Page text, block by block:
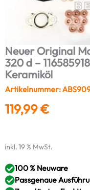
Neuer Original
320 d –
Keramiköl
Artikelnummer:
119,99€
inkl. 19 % MwSt.
100 % Neuware
Passgenaue